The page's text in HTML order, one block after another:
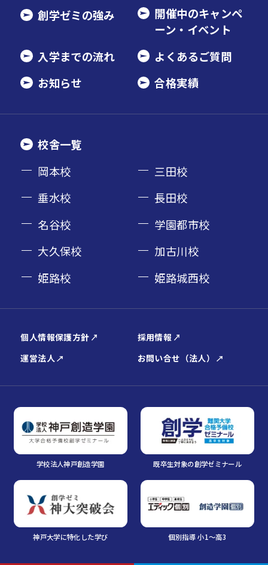
創学ゼミの強み
開催中のキャンペ
ーン・イベント
入学までの流れ
よくあるご質問
お知らせ
合格実績
校舎一覧
岡本校
三田校
垂水校
長田校
名谷校
学園都市校
大久保校
加古川校
姫路校
姫路城西校
個人情報保護方針
採用情報
運営法人
お問い合せ（法人）
学校法人神戸創造学園 既卒生対象の創学ゼミナール
神戸大学に特化した学び 個別指導 小1～高3